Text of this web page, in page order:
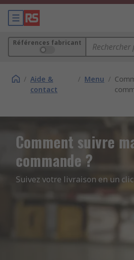
Références fabricant
/ Aide &
contact
/ Menu /
Comment suivre
commande ?
Suivez votre livraison en un clic